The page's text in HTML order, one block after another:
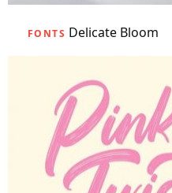
FONTS Delicate Bloom